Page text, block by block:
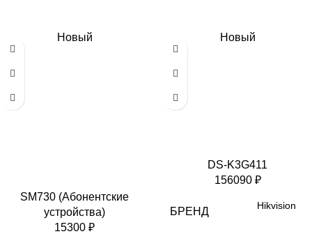
Новый
SM730 (Абонентские
устройства)
15300 ₽
Новый
DS-K3G411
156090 ₽
БРЕНД Hikvision